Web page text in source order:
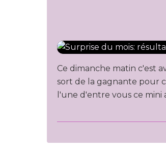
Ce dimanche matin c'est
sort de la gagnante pour
l'une d'entre vous ce mini